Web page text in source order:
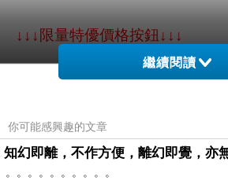
↓↓↓限量特優價格按鈕↓↓↓
繼續閱讀
你可能感興趣的文章
知幻即離，不作方便，離幻即覺，亦
。。。。。。。。。。